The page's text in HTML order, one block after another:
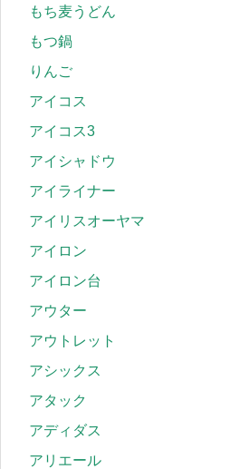
もち麦うどん
もつ鍋
りんご
アイコス
アイコス3
アイシャドウ
アイライナー
アイリスオーヤマ
アイロン
アイロン台
アウター
アウトレット
アシックス
アタック
アディダス
アリエール